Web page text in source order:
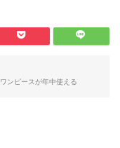
ンピースが年中使える